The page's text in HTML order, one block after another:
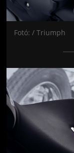
Fotó: / Triumph